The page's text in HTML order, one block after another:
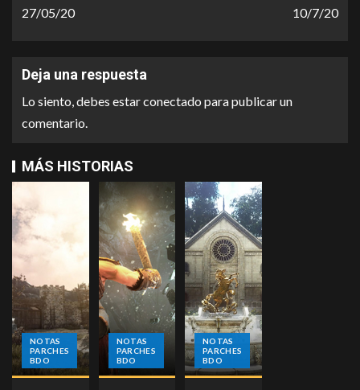
27/05/20
10/7/20
Deja una respuesta
Lo siento, debes estarconectado para publicar un
comentario.
MÁS HISTORIAS
NOTAS
PARCHES
BDO
NOTAS
PARCHES
BDO
NOTAS
PARCHES
BDO